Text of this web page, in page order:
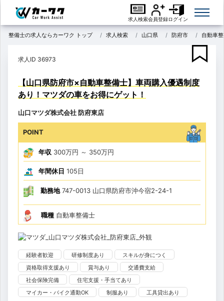
求人検索会員登録ログイン
整備士の求人ならカーワク トップ 求人検索 山口県 防府市 自動車
求人ID 36973
【山口県防府市×自動車整備士】車両購入優遇制度
あり！マツダの車をお得にゲット！
山口マツダ株式会社 防府東店
POINT
年収 300万円 ～ 350万円
年間休日 105日
勤務地747-0013 山口県防府市沖今宿2-24-1
職種 自動車整備士
経験者歓迎 研修制度あり
スキルが身につく
資格取得支援あり
賞与あり
交通費支給
社会保険完備
住宅支援・手当てあり
マイカー・バイク通勤OK
制服あり 工具貸出あり